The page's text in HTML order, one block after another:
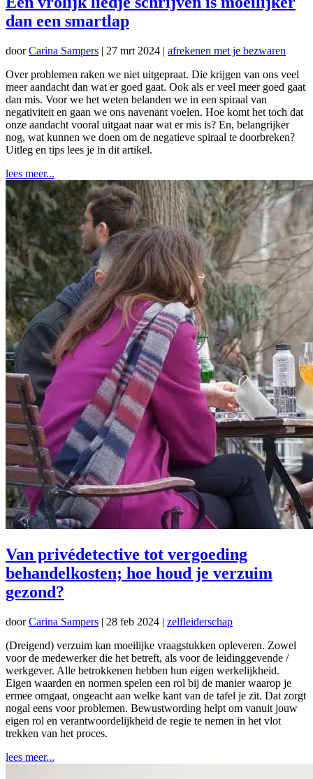
dan een smartlap
doorCarina Sampers | 27 mrt 2024 | afrekenen met je bezwaren
Over problemen raken we niet uitgepraat. Die krijgen van ons veel
meer aandacht dan wat er goed gaat. Ook als er veel meer goed gaat
dan mis. Voor we het weten belanden we in een spiraal van
negativiteit en gaan we ons navenant voelen. Hoe komt het toch dat
onze aandacht vooral uitgaat naar wat er mis is? En, belangrijker
nog, wat kunnen we doen om de negatieve spiraal te doorbreken?
Uitleg en tips lees je in dit artikel.
lees meer...
Van privédetective tot vergoeding
behandelkosten; hoe houd je verzuim
gezond?
doorCarina Sampers | 28 feb 2024 | zelfleiderschap
(Dreigend) verzuim kan moeilijke vraagstukken opleveren. Zowel
voor de medewerker die het betreft, als voor de leidinggevende /
werkgever. Alle betrokkenen hebben hun eigen werkelijkheid.
Eigen waarden en normen spelen een rol bij de manier waarop je
ermee omgaat, ongeacht aan welke kant van de tafel je zit. Dat zorgt
nogal eens voor problemen. Bewustwording helpt om vanuit jouw
eigen rol en verantwoordelijkheid de regie te nemen in het vlot
trekken van het proces.
lees meer...